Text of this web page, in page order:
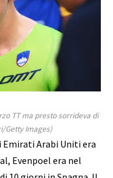
TT ma presto sorrideva di
Getty Images)
Arabi Uniti era
Evenpoel era nel